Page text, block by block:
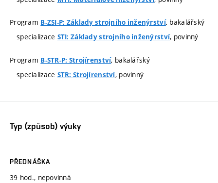
Program B-ZSI-P: Základy strojního inženýrství, bakalářský
specializace STI: Základy strojního inženýrství, povinný
Program B-STR-P: Strojírenství, bakalářský
specializace STR: Strojírenství, povinný
Typ (způsob) výuky
PŘEDNÁŠKA
39 hod., nepovinná